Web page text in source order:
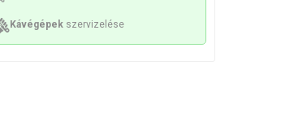
Érzékelők és biztosítékok
Kávégépek szervizelése